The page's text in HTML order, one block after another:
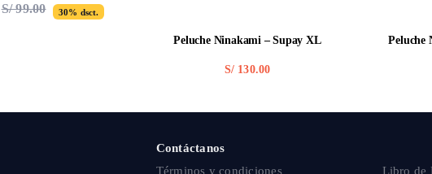
S/99.00Original
Current
30% dsct.
Peluche Ninakami – Supay XL
S/130.00
Peluche
Contáctanos
Términos y condiciones
Libro de